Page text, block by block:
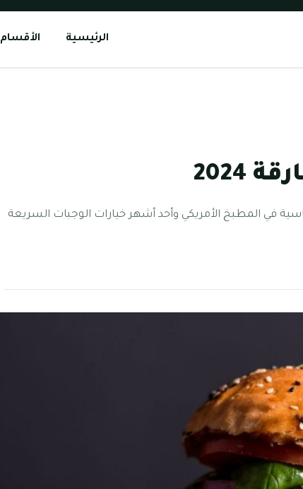
الرئيسية الأقسام
في المطبخ الأمريكي وأحد أشهر خيارات الوجبات السريعة